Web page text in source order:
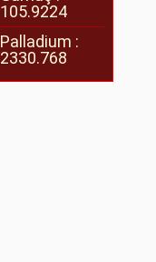
105.9224
Palladium :
2330.768